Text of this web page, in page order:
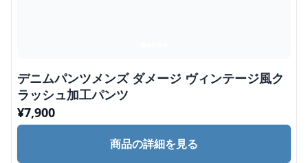
デニムパンツメンズ ダメージ ヴィンテージ風ク
ラッシュ加工パンツ
¥7,900
商品の詳細を見る